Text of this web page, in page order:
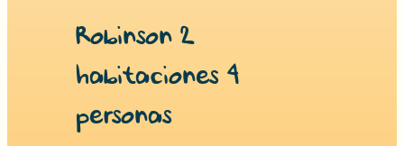
Robinson 2
habitaciones 4
personas